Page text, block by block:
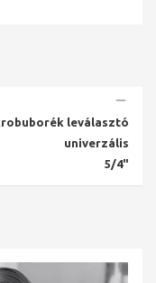
leválasztó
univerzális
5/4"